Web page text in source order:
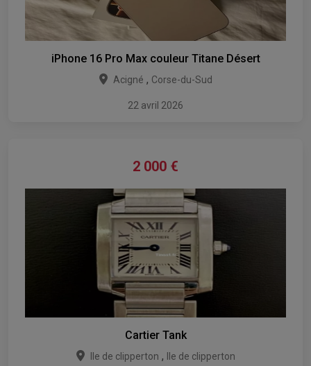
iPhone 16 Pro Max couleur Titane Désert
Acigné , Corse-du-Sud
22 avril 2026
2 000 €
Cartier Tank
Ile de clipperton , Ile de clipperton